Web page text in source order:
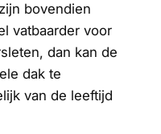
bovendien
vatbaarder voor
dan kan de
dak te
van de leeftijd